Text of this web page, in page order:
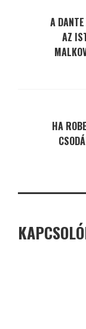
A
AZ
HA